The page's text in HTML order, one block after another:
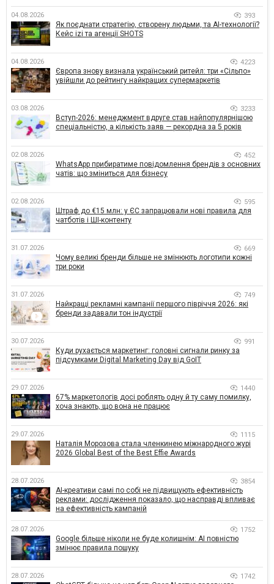
04.08.2026 393
Як поєднати стратегію, створену людьми, та AI-технології?
Кейс izi та агенції SHOTS
04.08.2026 4223
Європа знову визнала український ритейл: три «Сільпо»
увійшли до рейтингу найкращих супермаркетів
03.08.2026 3233
Вступ-2026: менеджмент вдруге став найпопулярнішою
спеціальністю, а кількість заяв — рекордна за 5 років
02.08.2026 452
WhatsApp прибиратиме повідомлення брендів з основних
чатів: що зміниться для бізнесу
02.08.2026 595
Штраф до €15 млн: у ЄС запрацювали нові правила для
чатботів і ШІ-контенту
31.07.2026 669
Чому великі бренди більше не змінюють логотипи кожні
три роки
31.07.2026 749
Найкращі рекламні кампанії першого півріччя 2026: які
бренди задавали тон індустрії
30.07.2026 991
Куди рухається маркетинг: головні сигнали ринку за
підсумками Digital Marketing Day від GoIT
29.07.2026 1440
67% маркетологів досі роблять одну й ту саму помилку,
хоча знають, що вона не працює
29.07.2026 1115
Наталія Морозова стала членкинею міжнародного журі
2026 Global Best of the Best Effie Awards
28.07.2026 3854
AI-креативи самі по собі не підвищують ефективність
реклами: дослідження показало, що насправді впливає
на ефективність кампаній
28.07.2026 1752
Google більше ніколи не буде колишнім: AI повністю
змінює правила пошуку
28.07.2026 1742